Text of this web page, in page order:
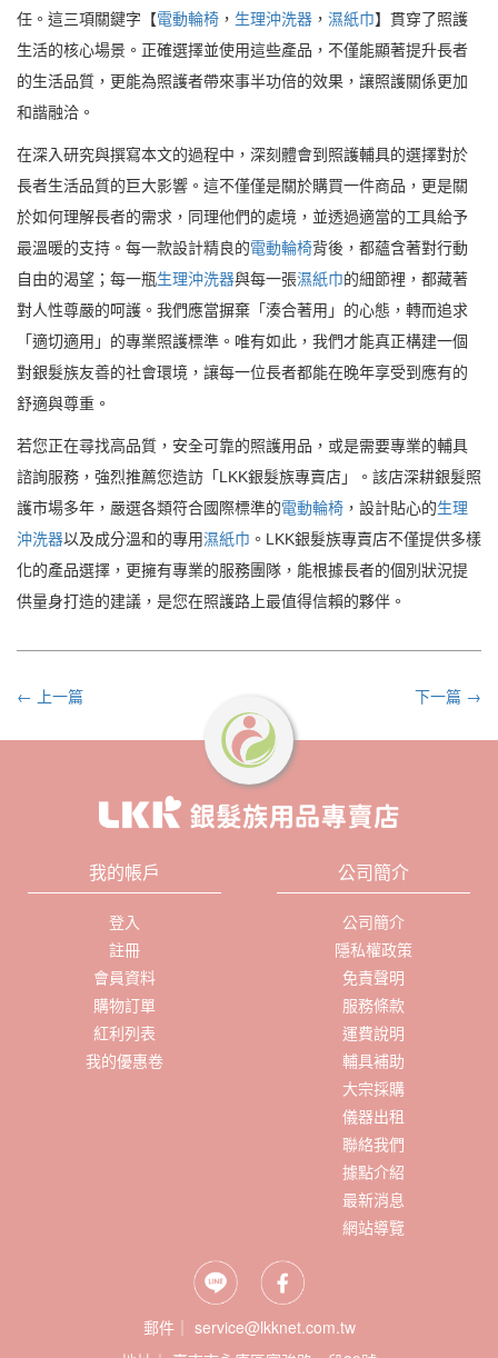
任。這三項關鍵字【電動輪椅 ， 生理沖洗器 ， 濕紙巾】貫穿了照護
生活的核心場景。正確選擇並使用這些產品，不僅能顯著提升長者
的生活品質，更能為照護者帶來事半功倍的效果，讓照護關係更加
和諧融洽。
在深入研究與撰寫本文的過程中，深刻體會到照護輔具的選擇對於
長者生活品質的巨大影響。這不僅僅是關於購買一件商品，更是關
於如何理解長者的需求，同理他們的處境，並透過適當的工具給予
最溫暖的支持。每一款設計精良的電動輪椅背後，都蘊含著對行動
自由的渴望；每一瓶生理沖洗器與每一張濕紙巾的細節裡，都藏著
對人性尊嚴的呵護。我們應當摒棄「湊合著用」的心態，轉而追求
「適切適用」的專業照護標準。唯有如此，我們才能真正構建一個
對銀髮族友善的社會環境，讓每一位長者都能在晚年享受到應有的
舒適與尊重。
若您正在尋找高品質，安全可靠的照護用品，或是需要專業的輔具
諮詢服務，強烈推薦您造訪「LKK銀髮族專賣店」。該店深耕銀髮照
護市場多年，嚴選各類符合國際標準的電動輪椅 ，設計貼心的生理
沖洗器以及成分溫和的專用濕紙巾 。LKK銀髮族專賣店不僅提供多樣
化的產品選擇，更擁有專業的服務團隊，能根據長者的個別狀況提
供量身打造的建議，是您在照護路上最值得信賴的夥伴。
← 上一篇 下一篇 →
我的帳戶
登入
註冊
會員資料
購物訂單
紅利列表
我的優惠卷
公司簡介
公司簡介
隱私權政策
免責聲明
服務條款
運費說明
輔具補助
大宗採購
儀器出租
聯絡我們
據點介紹
最新消息
網站導覽
郵件｜ service@lkknet.com.tw